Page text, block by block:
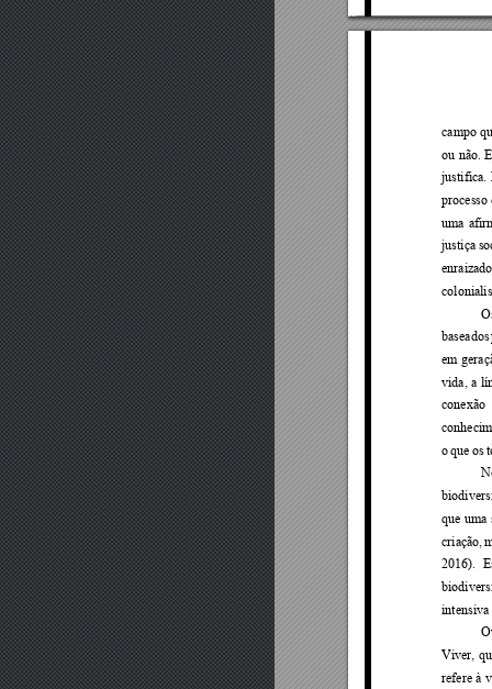
campo
ou não.
justifica.
uma
justiça
baseados
em
vida, a
conexão
o que os
que uma
criação,
2016).
Viver,
refere à